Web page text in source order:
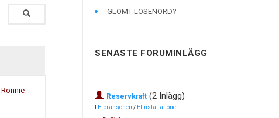
Ronnie
GLÖMT LÖSENORD?
SENASTE FORUMINLÄGG
Reservkraft (2 Inlägg)
Elbranschen / Elinstallationer